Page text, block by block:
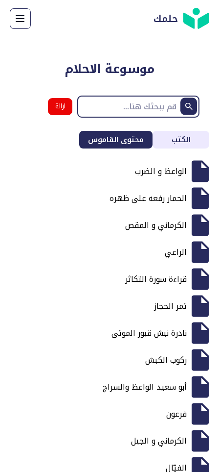
حلمك
موسوعة الاحلام
ازالة
البحث
الكتب محتوى القاموس
الواعظ و الضرب
الحمار رفعه على ظهره
الكرماني و المقص
الراعي
قراءة سورة التكاثر
تمر الحجاز
نادرة نبش قبور الموتى
ركوب الكبش
أبو سعيد الواعظ والسراج
فرعون
الكرماني و الجبل
الفيّال